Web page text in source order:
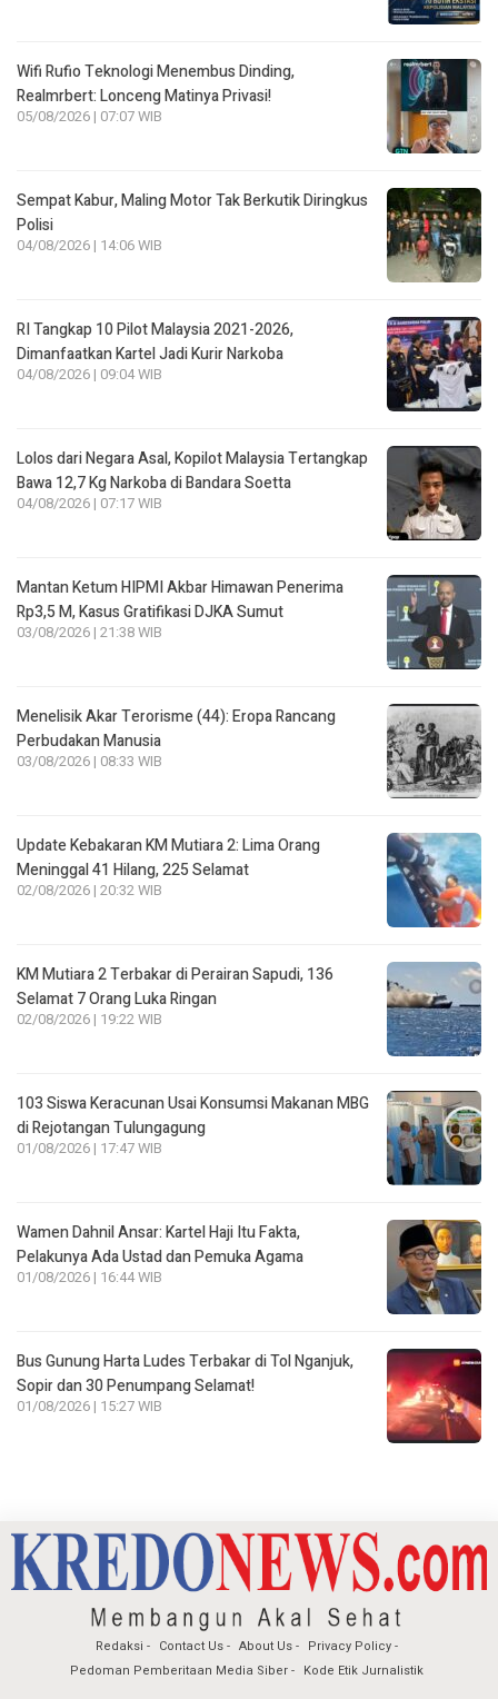
Wifi Rufio Teknologi Menembus Dinding,
Realmrbert: Lonceng Matinya Privasi!
05/08/2026 | 07:07 WIB
Sempat Kabur, Maling Motor Tak Berkutik Diringkus
Polisi
04/08/2026 | 14:06 WIB
RI Tangkap 10 Pilot Malaysia 2021-2026,
Dimanfaatkan Kartel Jadi Kurir Narkoba
04/08/2026 | 09:04 WIB
Lolos dari Negara Asal, Kopilot Malaysia Tertangkap
Bawa 12,7 Kg Narkoba di Bandara Soetta
04/08/2026 | 07:17 WIB
Mantan Ketum HIPMI Akbar Himawan Penerima
Rp3,5 M, Kasus Gratifikasi DJKA Sumut
03/08/2026 | 21:38 WIB
Menelisik Akar Terorisme (44): Eropa Rancang
Perbudakan Manusia
03/08/2026 | 08:33 WIB
Update Kebakaran KM Mutiara 2: Lima Orang
Meninggal 41 Hilang, 225 Selamat
02/08/2026 | 20:32 WIB
KM Mutiara 2 Terbakar di Perairan Sapudi, 136
Selamat 7 Orang Luka Ringan
02/08/2026 | 19:22 WIB
103 Siswa Keracunan Usai Konsumsi Makanan MBG
di Rejotangan Tulungagung
01/08/2026 | 17:47 WIB
Wamen Dahnil Ansar: Kartel Haji Itu Fakta,
Pelakunya Ada Ustad dan Pemuka Agama
01/08/2026 | 16:44 WIB
Bus Gunung Harta Ludes Terbakar di Tol Nganjuk,
Sopir dan 30 Penumpang Selamat!
01/08/2026 | 15:27 WIB
Redaksi Contact Us About Us
Privacy Policy
Pedoman Pemberitaan Media Siber
Kode Etik Jurnalistik